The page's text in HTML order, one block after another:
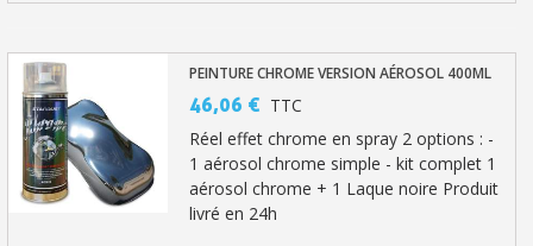
PEINTURE CHROME VERSION AÉROSOL 400ML
46,06 € TTC
Réel effet chrome en spray 2 options : -
1 aérosol chrome simple - kit complet 1
aérosol chrome + 1 Laque noire Produit
livré en 24h